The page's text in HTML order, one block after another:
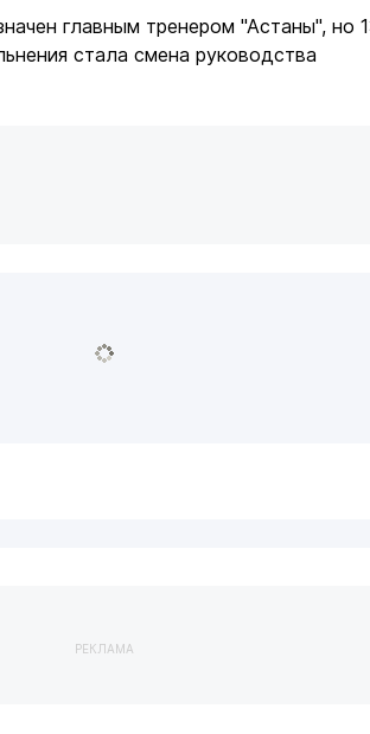
главным тренером "Астаны", но
стала смена руководства
РЕКЛАМА